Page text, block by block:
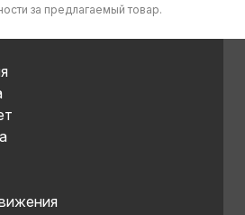
за предлагаемый товар.